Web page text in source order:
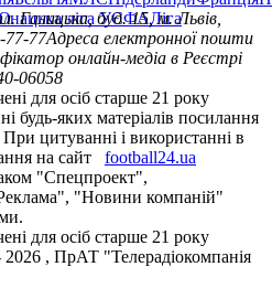
ліга УЄФАЛіга
Галицька, буд. 15, м. Львів,
77-77Адреса електронної пошти
онлайн-медіа в Реєстрі
06058
для осіб старше 21 року
будь-яких матеріалів посилання
цитуванні і використанні в
на сайт
football24.ua
"Спецпроект",
"Новини компаній"
для осіб старше 21 року
2026 , ПрАТ "Телерадіокомпанія